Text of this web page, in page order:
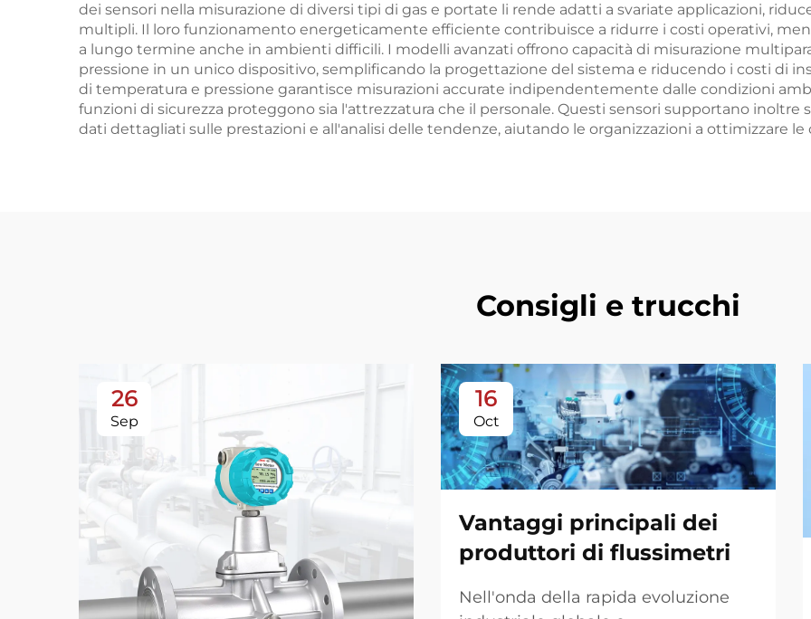
dei sensori nella misurazione di diversi tipi di gas e portate li rende adatti a svariate applicazioni,
multipli. Il loro funzionamento energeticamente efficiente contribuisce a ridurre i costi operativi,
a lungo termine anche in ambienti difficili. I modelli avanzati offrono capacità di misurazione
pressione in un unico dispositivo, semplificando la progettazione del sistema e riducendo i costi di
di temperatura e pressione garantisce misurazioni accurate indipendentemente dalle condizioni
funzioni di sicurezza proteggono sia l'attrezzatura che il personale. Questi sensori supportano
dati dettagliati sulle prestazioni e all'analisi delle tendenze, aiutando le organizzazioni a ottimizzare
Consigli e trucchi
26
Sep
16
Oct
Vantaggi principali dei
produttori di flussimetri
Nell'onda della rapida evoluzione